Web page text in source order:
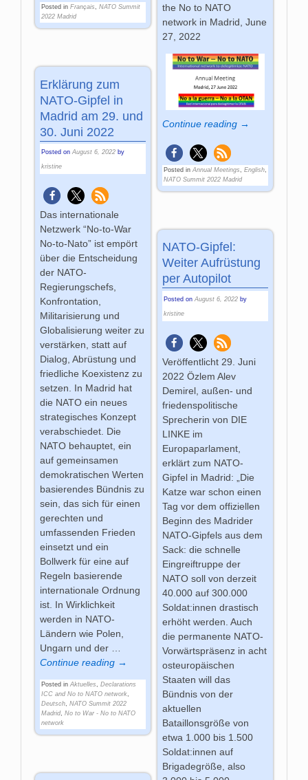
Posted in Français,NATO Summit
2022 Madrid
the No to NATO
network in Madrid, June
27, 2022
Continue reading →
Posted in Annual Meetings, English,
NATO Summit 2022 Madrid
Erklärung zum
NATO-Gipfel in
Madrid am 29. und
30. Juni 2022
Posted onAugust 6, 2022 by
kristine
Das internationale
Netzwerk “No-to-War
No-to-Nato” ist empört
über die Entscheidung
der NATO-
Regierungschefs,
Konfrontation,
Militarisierung und
Globalisierung weiter zu
verstärken, statt auf
Dialog, Abrüstung und
friedliche Koexistenz zu
setzen. In Madrid hat
die NATO ein neues
strategisches Konzept
verabschiedet. Die
NATO behauptet, ein
auf gemeinsamen
demokratischen Werten
basierendes Bündnis zu
sein, das sich für einen
gerechten und
umfassenden Frieden
einsetzt und ein
Bollwerk für eine auf
Regeln basierende
internationale Ordnung
ist. In Wirklichkeit
werden in NATO-
Ländern wie Polen,
Ungarn und der
Continue reading →
Posted in Aktuelles ,Declarations
ICC and No to NATO network
Deutsch ,NATO Summit 2022
Madrid ,No to War - No to NATO
network
NATO-Gipfel:
Weiter Aufrüstung
per Autopilot
Posted on August 6, 2022 by
kristine
Veröffentlicht 29. Juni
2022 Özlem Alev
Demirel, außen- und
friedenspolitische
Sprecherin von DIE
LINKE im
Europaparlament,
erklärt zum NATO-
Gipfel in Madrid: „Die
Katze war schon einen
Tag vor dem offiziellen
Beginn des Madrider
NATO-Gipfels aus dem
Sack: die schnelle
Eingreiftruppe der
NATO soll von derzeit
40.000 auf 300.000
Soldat:innen drastisch
erhöht werden. Auch
die permanente NATO-
Vorwärtspräsenz in acht
osteuropäischen
Staaten will das
Bündnis von der
aktuellen
Bataillonsgröße von
etwa 1.000 bis 1.500
Soldat:innen auf
Brigadegröße, also